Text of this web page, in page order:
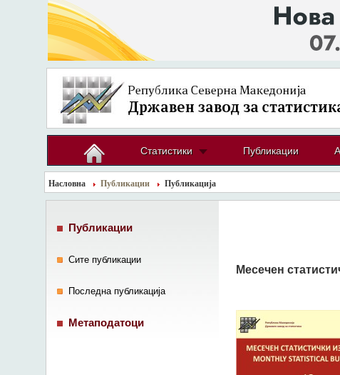
Статистики Публикации
Насловна Публикации Публикација
Месечен
Публикации
Сите публикации
Последна публикација
Метаподатоци